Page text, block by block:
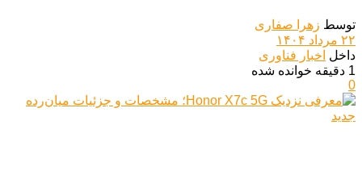
توسط زهرا صفاری
۲۲ مرداد ۱۴۰۴
داخل اخبار فناوری
1 دقیقه خوانده شده
0